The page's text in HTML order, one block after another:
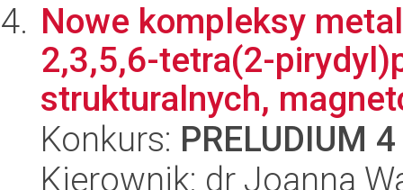
Nowe kompleksy
2,3,5,6-tetra(2-
strukturalnych,
Konkurs: PRELUDIUM 4
Kierownik: dr Joanna